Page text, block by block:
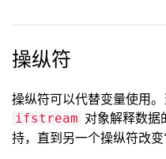
操纵符
操纵符可以代替变量使用
ifstream 对象解释数据
持，直到另一个操纵符改变